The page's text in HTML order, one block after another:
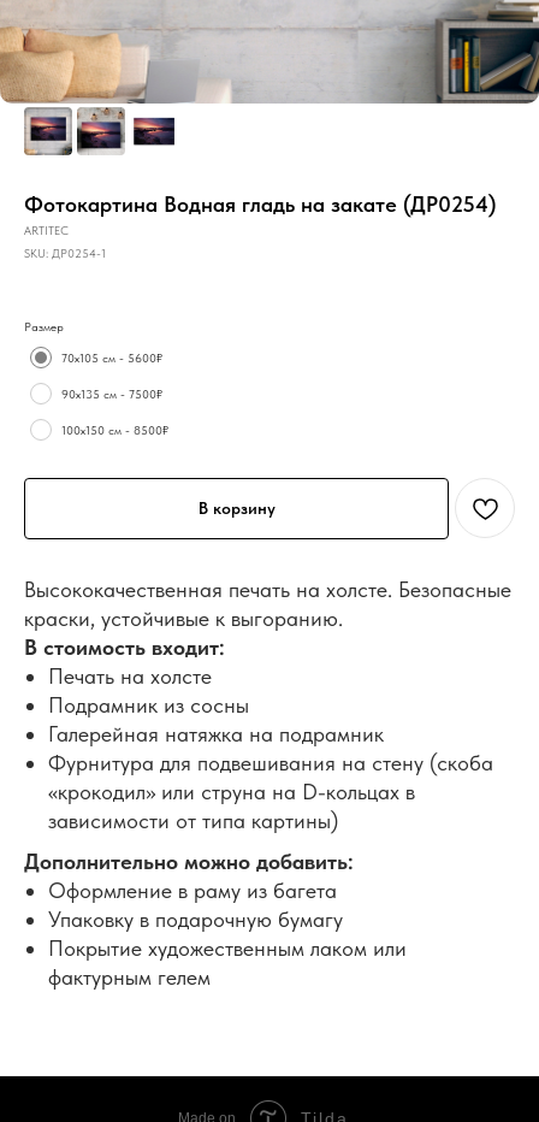
Фотокартина Водная гладь на закате (ДР0254)
ARTITEC
SKU: ДР0254-1
Размер
70х105 см - 5600₽
90х135 см - 7500₽
100х150 см - 8500₽
В корзину
Высококачественная печать на холсте. Безопасные
краски, устойчивые к выгоранию.
В стоимость входит:
Печать на холсте
Подрамник из сосны
Галерейная натяжка на подрамник
Фурнитура для подвешивания на стену (скоба
«крокодил» или струна на D-кольцах в
зависимости от типа картины)
Дополнительно можно добавить:
Оформление в раму из багета
Упаковку в подарочную бумагу
Покрытие художественным лаком или
фактурным гелем